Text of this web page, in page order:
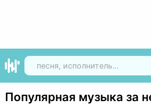
Популярная музыка за